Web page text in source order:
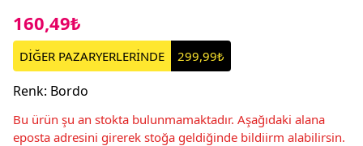
160,49₺
DİĞER PAZARYERLERİNDE 299,99₺
Renk: Bordo
Bu ürün şu an stokta bulunmamaktadır. Aşağıdaki alana
eposta adresini girerek stoğa geldiğinde bildiirm alabilirsin.